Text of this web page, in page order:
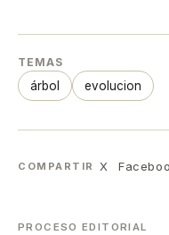
TEMAS
árbol evolucion
COMPARTIR X
PROCESO EDITORIAL